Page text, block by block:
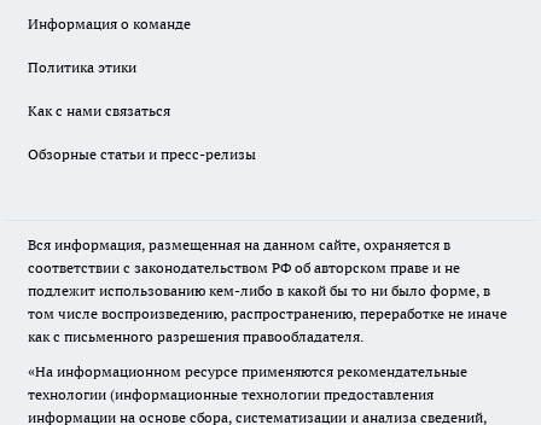
Информация о команде
Политика этики
Как с нами связаться
Обзорные статьи и пресс-релизы
Вся информация, размещенная на данном сайте, охраняется в
соответствии с законодательством РФ об авторском праве и не
подлежит использованию кем-либо в какой бы то ни было форме, в
том числе воспроизведению, распространению, переработке не иначе
как с письменного разрешения правообладателя.
«На информационном ресурсе применяются рекомендательные
технологии (информационные технологии предоставления
информации на основе сбора, систематизации и анализа сведений,